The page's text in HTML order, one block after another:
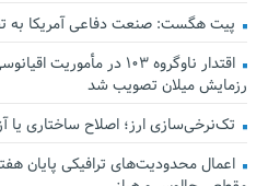
پیت هگست: صنعت دفاعی آمریکا به
رزمایش میلان تصویب شد
تک‌نرخی‌سازی ارز؛ اصلاح ساختاری یا
اعمال محدودیت‌های ترافیکی پایان